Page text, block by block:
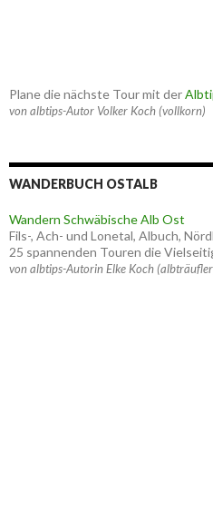
Plane die nächste Tour mit der
von albtips-Autor Volker Koch (vollkorn)
WANDERBUCH OSTALB
Wandern Schwäbische Alb Ost
Fils-, Ach- und Lonetal, Albuch,
25 spannenden Touren die
von albtips-Autorin Elke Koch